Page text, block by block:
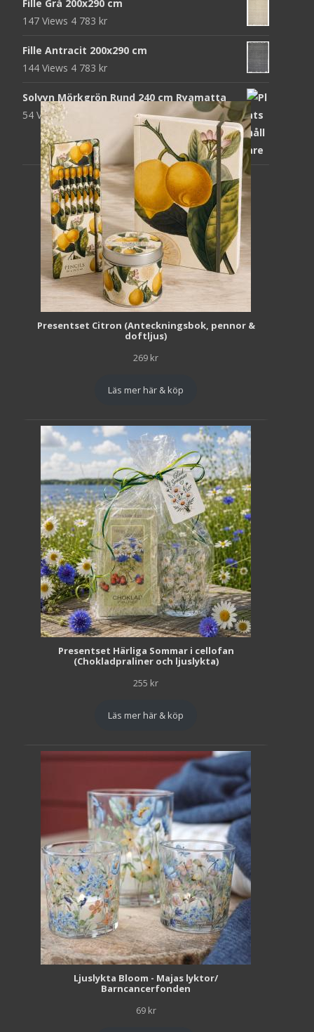
Fille Grå 200x290 cm
147 Views 4 783 kr
Fille Antracit 200x290 cm
144 Views 4 783 kr
Solvyn Mörkgrön Rund 240 cm Ryamatta
54 Views1 871
Presentset Citron (Anteckningsbok, pennor &
doftljus)
269 kr
Läs mer här & köp
Presentset Härliga Sommar i cellofan
(Chokladpraliner och ljuslykta)
255 kr
Läs mer här & köp
Ljuslykta Bloom - Majas lyktor/
Barncancerfonden
69 kr